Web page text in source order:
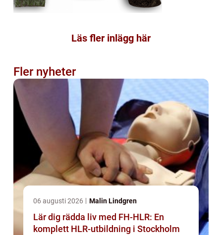
Läs fler inlägg här
Fler nyheter
06 augusti 2026 Malin Lindgren
Lär dig rädda liv med FH-HLR: En
komplett HLR-utbildning i Stockholm